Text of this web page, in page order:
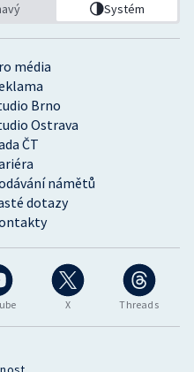
X Threads
média
Brno
Ostrava
ČT
námětů
dotazy
Systém